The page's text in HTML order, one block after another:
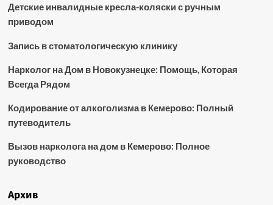
Детские инвалидные кресла-коляски с ручным
приводом
Запись в стоматологическую клинику
Нарколог на Дом в Новокузнецке: Помощь, Которая
Всегда Рядом
Кодирование от алкоголизма в Кемерово: Полный
путеводитель
Вызов нарколога на дом в Кемерово: Полное
руководство
Архив